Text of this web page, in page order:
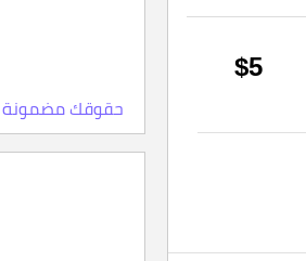
حقوقك مضمونة 100% ، اعلمها الآن، وماهي النقاط والمستويات
$5